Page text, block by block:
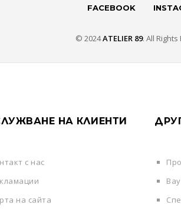
FACEBOOK
© 2024ATELIER 89. All
НА КЛИЕНТИ
с нас
на сайта